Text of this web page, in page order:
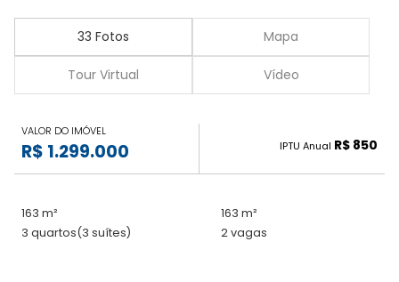
33 Fotos Mapa
Tour Virtual Vídeo
VALOR DO IMÓVEL
R$ 1.299.000 IPTU Anual R$ 850
163 m²
163 m²
3 quartos(3 suítes) 2 vagas